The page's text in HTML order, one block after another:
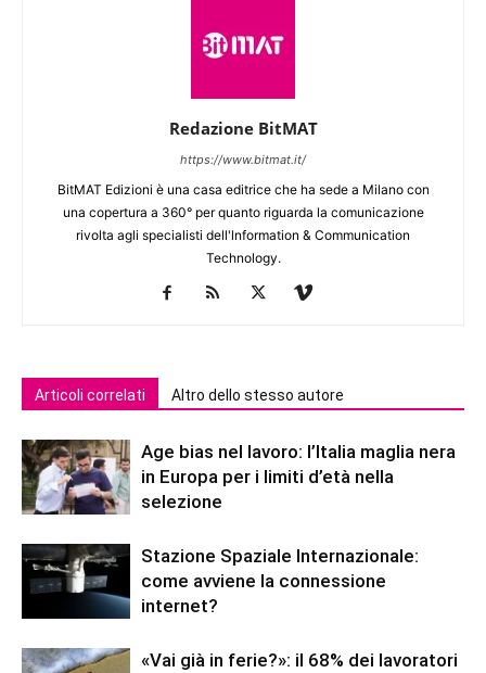
Redazione BitMAT
https://www.bitmat.it/
BitMAT Edizioni è una casa editrice che ha sede a Milano con
una copertura a 360° per quanto riguarda la comunicazione
rivolta agli specialisti dell'lnformation & Communication
Technology.
Articoli correlati Altro dello stesso autore
Age bias nel lavoro: l’Italia maglia nera
in Europa per i limiti d’età nella
selezione
Stazione Spaziale Internazionale:
come avviene la connessione
internet?
«Vai già in ferie?»: il 68% dei lavoratori